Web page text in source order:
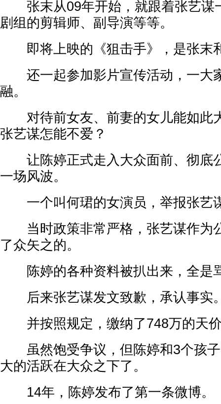
张末从09年开始，就跟着张艺谋
剧组的剪辑师、副导演等等。
即将上映的《狙击手》，是张末
还一起参加影片宣传活动，一大
融。
对待前女友、前妻的女儿能如此
张艺谋怎能不爱？
让陈婷正式走入大众面前、彻底
一场风波。
一个叫何珺的女演员，举报张艺
当时政策非常严格，张艺谋作为
了众矢之的。
陈婷的各种资料被扒出来，全是
后来张艺谋发文致歉，承认事实
并按照规定，缴纳了748万的天
虽然饱受争议，但陈婷和3个孩子
大的活跃在大众之下了。
14年，陈婷发布了第一条微博。